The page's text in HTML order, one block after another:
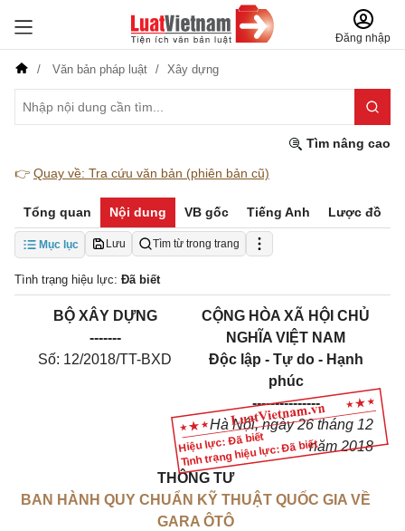
Đăng nhập
Văn bản pháp luật Xây dựng
Tìm nâng cao
👉 Quay về: Tra cứu văn bản (phiên bản cũ)
Tổng quan Nội dung VB gốc Tiếng Anh Lược đồ
Mục lục Lưu Tìm từ trong trang
Tình trạng hiệu lực: Đã biết
Hiệu lực: Đã biết
Tình trạng hiệu lực: Đã biết
BỘ XÂY DỰNG
-------
Số: 12/2018/TT-BXD
CỘNG HÒA XÃ HỘI CHỦ
NGHĨA VIỆT NAM
Độc lập - Tự do - Hạnh
phúc
---------------
Hà Nội, ngày 26 tháng 12
năm 2018
THÔNG TƯ
BAN HÀNH QUY CHUẨN KỸ THUẬT QUỐC GIA VỀ
GARA ÔTÔ